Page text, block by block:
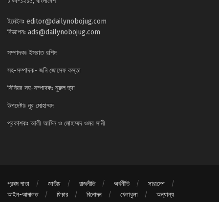
ইমেইলঃ editor@dailynobojug.com
বিজ্ঞাপনঃ ads@dailynobojug.com
সম্পাদকঃ ইসরাত রশিদ
সহ-সম্পাদক- জনি জোসেফ কস্তা
সিনিয়র সহ-সম্পাদকঃ নুরুল হুদা
উপদেষ্টাঃ নূর মোহাম্মদ
প্রকাশকঃ আলী আমিন ও মোহাম্মদ ওমর সানী
প্রথম পাতা জাতীয় রাজনীতি অর্থনীতি
সারাদেশ
আইন-আদালত
ফিচার বিনোদন খেলাধুলা অন্যান্য